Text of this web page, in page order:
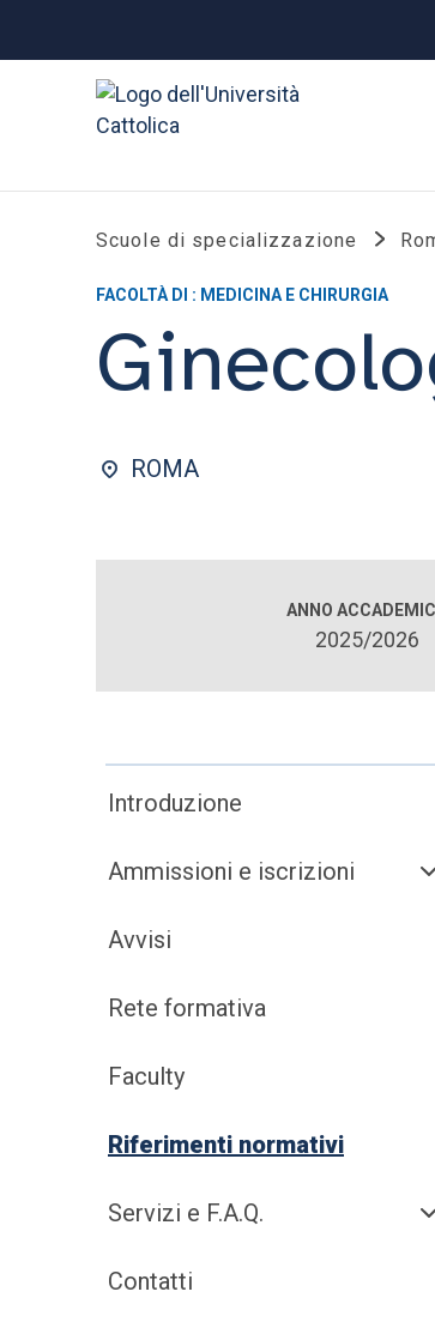
Scuole di specializzazione
FACOLTÀ DI : MEDICINA E CHIRURGIA
ROMA
ANNO
2025/2026
Introduzione
Ammissioni e iscrizioni
Avvisi
Rete formativa
Faculty
Riferimenti normativi
Servizi e F.A.Q.
Contatti